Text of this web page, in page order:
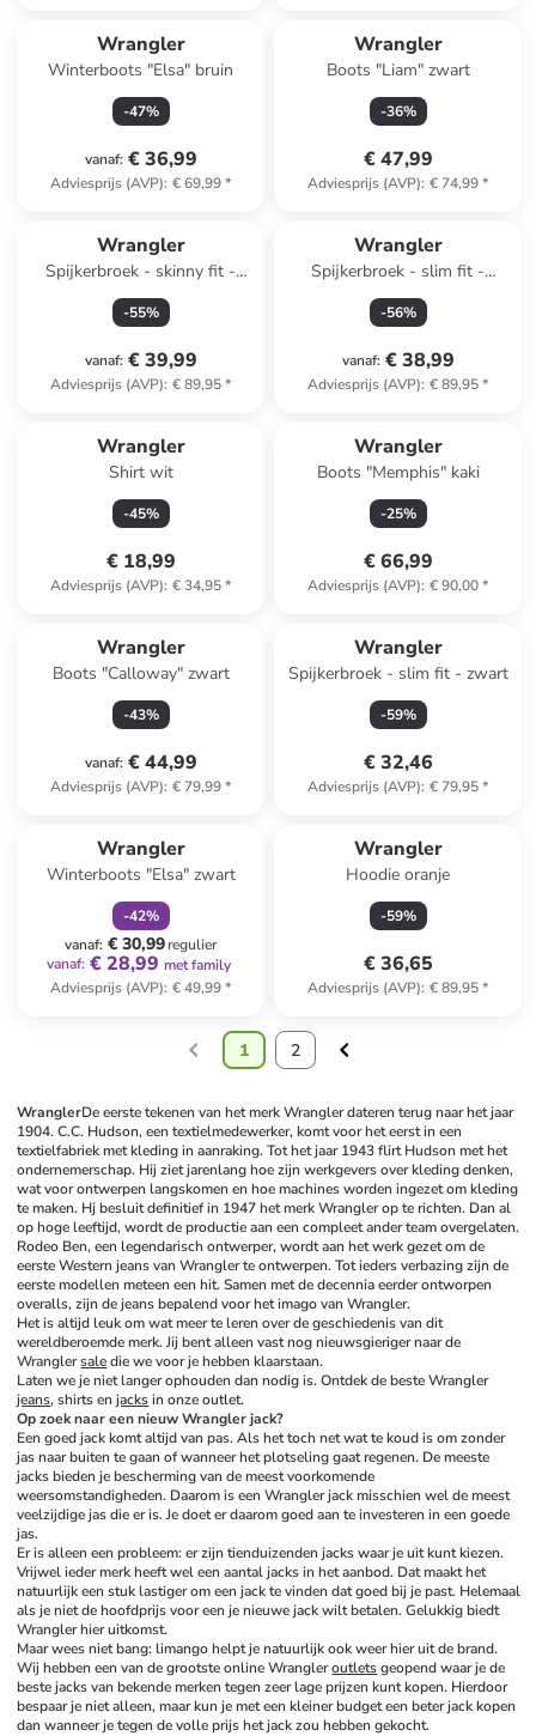
Wrangler
Winterboots "Elsa" bruin
-47%
vanaf: € 36,99
Adviesprijs (AVP): € 69,99*
Wrangler
Boots "Liam" zwart
-36%
€ 47,99
Adviesprijs (AVP): € 74,99*
Wrangler
Spijkerbroek - skinny fit -
lichtblauw
-55%
vanaf: € 39,99
Adviesprijs (AVP): € 89,95*
Wrangler
Spijkerbroek - slim fit -
antraciet
-56%
vanaf: € 38,99
Adviesprijs (AVP): € 89,95*
Wrangler
Shirt wit
-45%
€ 18,99
Adviesprijs (AVP): € 34,95*
Wrangler
Boots "Memphis" kaki
-25%
€ 66,99
Adviesprijs (AVP): € 90,00*
Wrangler
Boots "Calloway" zwart
-43%
vanaf: € 44,99
Adviesprijs (AVP): € 79,99*
Wrangler
Spijkerbroek - slim fit - zwart
-59%
€ 32,46
Adviesprijs (AVP): € 79,95*
Wrangler
Winterboots "Elsa" zwart
-42%
vanaf: € 30,99regulier
vanaf: € 28,99 met family
Adviesprijs (AVP): € 49,99*
Wrangler
Hoodie oranje
-59%
€ 36,65
Adviesprijs (AVP): € 89,95*
1 2
WranglerDe eerste tekenen van het merk Wrangler dateren terug naar het jaar
1904. C.C. Hudson, een textielmedewerker, komt voor het eerst in een
textielfabriek met kleding in aanraking. Tot het jaar 1943 flirt Hudson met het
ondernemerschap. Hij ziet jarenlang hoe zijn werkgevers over kleding denken,
wat voor ontwerpen langskomen en hoe machines worden ingezet om kleding
te maken. Hj besluit definitief in 1947 het merk Wrangler op te richten. Dan al
Rodeo Ben, een legendarisch ontwerper, wordt aan het werk gezet om de
eerste Western jeans van Wrangler te ontwerpen. Tot ieders verbazing zijn de
eerste modellen meteen een hit. Samen met de decennia eerder ontworpen
overalls, zijn de jeans bepalend voor het imago van Wrangler.
Het is altijd leuk om wat meer te leren over de geschiedenis van dit
wereldberoemde merk. Jij bent alleen vast nog nieuwsgieriger naar de
Wrangler sale die we voor je hebben klaarstaan.
Laten we je niet langer ophouden dan nodig is. Ontdek de beste Wrangler
jeans, shirts en jacks in onze outlet.
Op zoek naar een nieuw Wrangler jack?
Een goed jack komt altijd van pas. Als het toch net wat te koud is om zonder
jas naar buiten te gaan of wanneer het plotseling gaat regenen. De meeste
jacks bieden je bescherming van de meest voorkomende
weersomstandigheden. Daarom is een Wrangler jack misschien wel de meest
veelzijdige jas die er is. Je doet er daarom goed aan te investeren in een goede
jas.
Er is alleen een probleem: er zijn tienduizenden jacks waar je uit kunt kiezen.
Vrijwel ieder merk heeft wel een aantal jacks in het aanbod. Dat maakt het
natuurlijk een stuk lastiger om een jack te vinden dat goed bij je past. Helemaal
als je niet de hoofdprijs voor een je nieuwe jack wilt betalen. Gelukkig biedt
Wrangler hier uitkomst.
Maar wees niet bang: limango helpt je natuurlijk ook weer hier uit de brand.
Wij hebben een van de grootste online Wrangler outlets geopend waar je de
beste jacks van bekende merken tegen zeer lage prijzen kunt kopen. Hierdoor
bespaar je niet alleen, maar kun je met een kleiner budget een beter jack kopen
dan wanneer je tegen de volle prijs het jack zou hebben gekocht.